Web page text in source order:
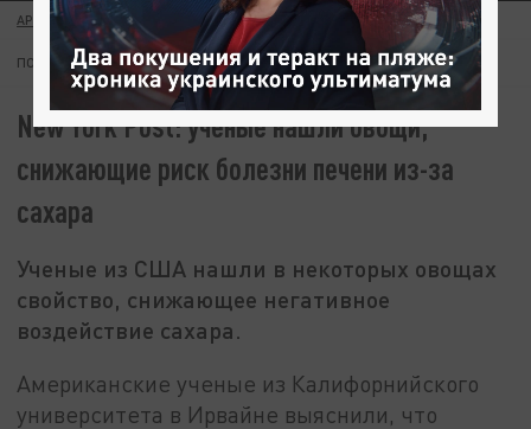
АРТЁМ САЗОНОВ 14 ОКТЯБРЯ 07:47
ПОДПИШИТЕСЬ:
New York Post: ученые нашли овощи,
снижающие риск болезни печени из-за
сахара
Ученые из США нашли в некоторых овощах
свойство, снижающее негативное
воздействие сахара.
Американские ученые из Калифорнийского
университета в Ирвайне выяснили, что